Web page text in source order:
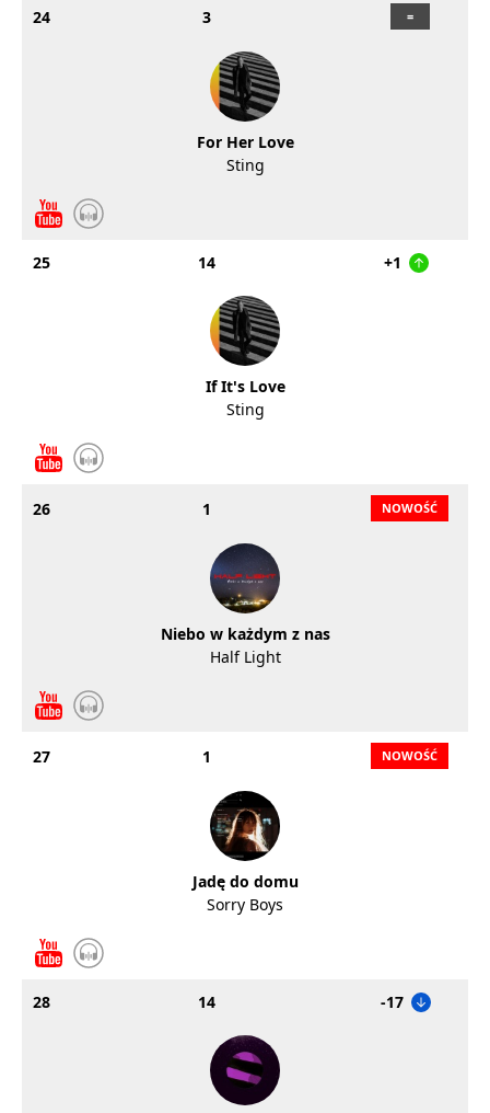
24 3
For Her Love
Sting
25 14 +1
If It's Love
Sting
26 1
Niebo w każdym z nas
Half Light
27 1
Jadę do domu
Sorry Boys
28 14 -17